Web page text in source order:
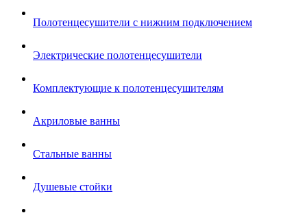
Полотенцесушители с нижним подключением
Электрические полотенцесушители
Комплектующие к полотенцесушителям
Акриловые ванны
Стальные ванны
Душевые стойки